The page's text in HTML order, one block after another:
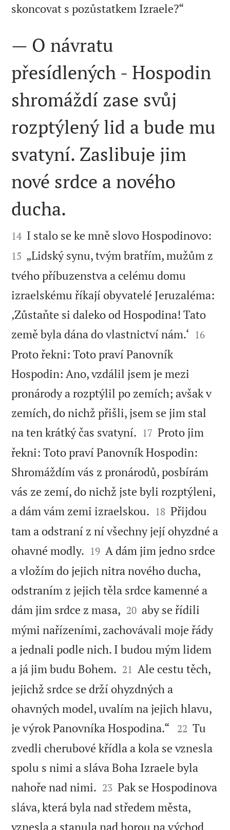
skoncovat s pozůstatkem Izraele?“

— O návratu
přesídlených - Hospodin
shromáždí zase svůj
rozptýlený lid a bude mu
svatyní. Zaslibuje jim
nové srdce a nového
ducha.

14 I stalo se ke mně slovo Hospodinovo:
15 „Lidský synu, tvým bratřím, mužům z
tvého příbuzenstva a celému domu
izraelskému říkají obyvatelé Jeruzaléma:
‚Zůstaňte si daleko od Hospodina! Tato
země byla dána do vlastnictví nám.‘ 

16
Proto řekni: Toto praví Panovník
Hospodin: Ano, vzdálil jsem je mezi
pronárody a rozptýlil po zemích; avšak v
zemích, do nichž přišli, jsem se jim stal
na ten krátký čas svatyní. 

17 Proto jim
řekni: Toto praví Panovník Hospodin:
Shromáždím vás z pronárodů, posbírám
vás ze zemí, do nichž jste byli rozptýleni,
a dám vám zemi izraelskou. 

18 Přijdou
tam a odstraní z ní všechny její ohyzdné a
ohavné modly. 

19 A dám jim jedno srdce
a vložím do jejich nitra nového ducha,
odstraním z jejich těla srdce kamenné a
dám jim srdce z masa, 

20 aby se řídili
mými nařízeními, zachovávali moje řády
a jednali podle nich. I budou mým lidem
a já jim budu Bohem. 

21 Ale cestu těch,
jejichž srdce se drží ohyzdných a
ohavných model, uvalím na jejich hlavu,
je výrok Panovníka Hospodina.“ 

22 Tu
zvedli cherubové křídla a kola se vznesla
spolu s nimi a sláva Boha Izraele byla
nahoře nad nimi. 

23 Pak se Hospodinova
sláva, která byla nad středem města,
vznesla a stanula nad horou na východ